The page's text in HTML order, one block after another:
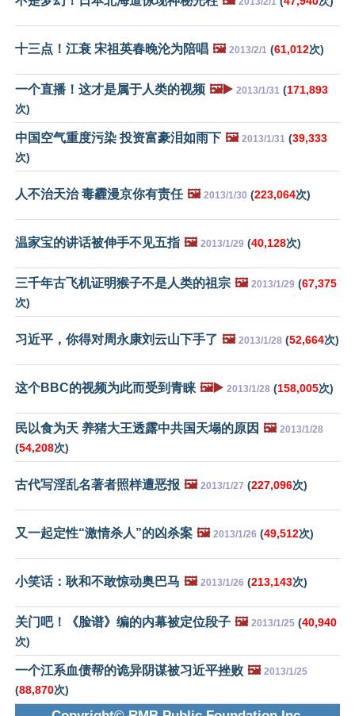
十三点！江衰 宋祖英春晚沦为陪唱 🖼️ 2013/2/1 (61,012次)
一个直播！这才是属于人类的视频 🖼️▶️ 2013/1/31 (171,893
次)
中国空气重度污染 投资富豪泪如雨下 🖼️ 2013/1/31 (39,333
次)
人不治天治 毒霾漫京你有责任 🖼️ 2013/1/30 (223,064次)
温家宝的讲话被伸手不见五指 🖼️ 2013/1/29 (40,128次)
三千年古飞机证明猴子不是人类的祖宗 🖼️ 2013/1/29 (67,375
次)
习近平，你得对周永康刘云山下手了 🖼️ 2013/1/28 (52,664次)
这个BBC的视频为此而受到青睐 🖼️▶️ 2013/1/28 (158,005次)
民以食为天 养猪大王透露中共国天塌的原因 🖼️ 2013/1/28
(54,208次)
古代写淫乱名著者照样遭恶报 🖼️ 2013/1/27 (227,096次)
又一起定性“激情杀人”的凶杀案 🖼️ 2013/1/26 (49,512次)
小笑话：耿和不敢惊动奥巴马 🖼️ 2013/1/26 (213,143次)
关门吧！《脸谱》编的内幕被定位段子 🖼️ 2013/1/25 (40,940
次)
一个江系血债帮的诡异阴谋被习近平挫败 🖼️ 2013/1/25
(88,870次)